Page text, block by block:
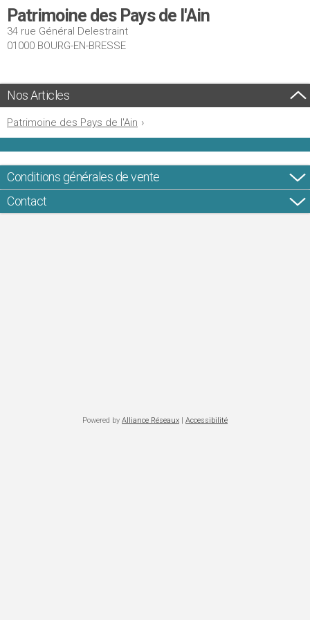
Patrimoine des Pays de l'Ain
34 rue Général Delestraint
01000 BOURG-EN-BRESSE
Nos Articles
Patrimoine des Pays de l'Ain ›
Conditions générales de vente
Contact
Powered by Alliance Réseaux | Accessibilité